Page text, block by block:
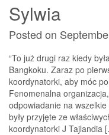
Sylwia
Posted on
“To już drugi raz kiedy
Bangkoku. Zaraz po
koordynatorki, aby móc
Fenomenalna
odpowiadanie na
były przyjęte ze
koordynatorki J Tajlandia